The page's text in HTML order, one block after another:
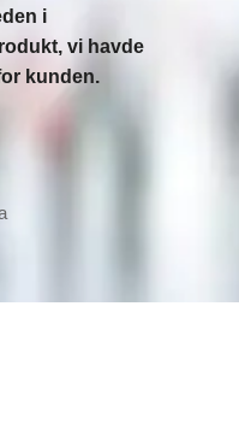
i
vi havde
kunden.